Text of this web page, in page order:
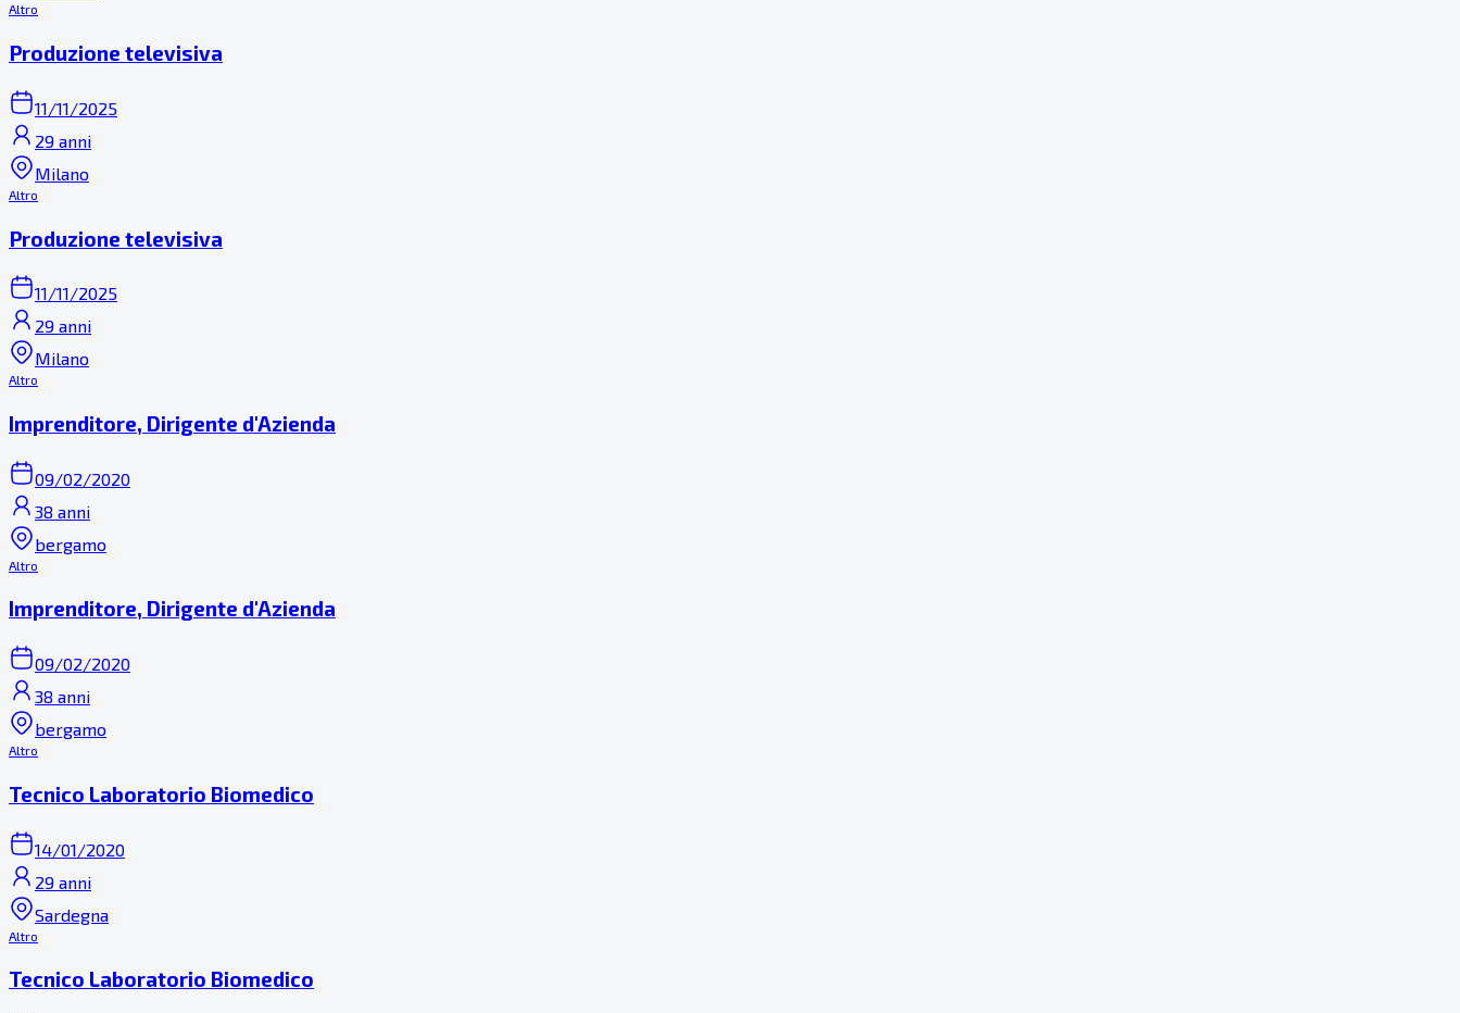
Altro
Produzione televisiva
11/11/2025
29 anni
Milano
Altro
Produzione televisiva
11/11/2025
29 anni
Milano
Altro
Imprenditore, Dirigente d'Azienda
09/02/2020
38 anni
bergamo
Altro
Imprenditore, Dirigente d'Azienda
09/02/2020
38 anni
bergamo
Altro
Tecnico Laboratorio Biomedico
14/01/2020
29 anni
Sardegna
Altro
Tecnico Laboratorio Biomedico